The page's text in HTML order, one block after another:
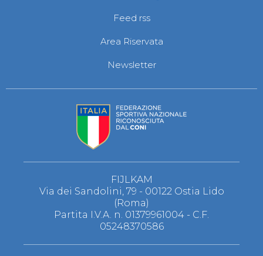
News
Calendario Attività
Difesa Personale MGA
La disciplina
News
Merchandising
Contatti
News
Cookies Accept
Newsletter
Webinar
Corsi Monotematici
Corsi di Specializzazione
Corsi FIJLKAM-FISDIR
Corsi Preparatore Fisico
Edutraining class - Didattica infantile
Corso Direttore di Gara
Feed rss
Area Riservata
Newsletter
FIJLKAM
Via dei Sandolini, 79 - 00122 Ostia Lido
(Roma)
Partita I.V.A. n. 01379961004 - C.F.
05248370586